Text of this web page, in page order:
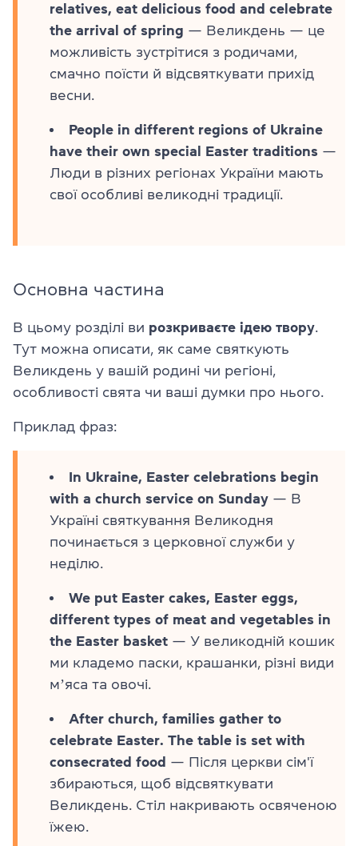
relatives, eat delicious food and celebrate
the arrival of spring — Великдень — це
можливість зустрітися з родичами,
смачно поїсти й відсвяткувати прихід
весни.
People in different regions of Ukraine
have their own special Easter traditions —
Люди в різних регіонах України мають
свої особливі великодні традиції.
Основна частина
В цьому розділі ви розкриваєте ідею твору
Тут можна описати, як саме святкують
Великдень у вашій родині чи регіоні,
особливості свята чи ваші думки про нього.
Приклад фраз:
In Ukraine, Easter celebrations begin
with a church service on Sunday — В
Україні святкування Великодня
починається з церковної служби у
неділю.
We put Easter cakes, Easter eggs,
different types of meat and vegetables in
the Easter basket — У великодній кошик
ми кладемо паски, крашанки, різні види
мʼяса та овочі.
After church, families gather to
celebrate Easter. The table is set with
consecrated food — Після церкви сім'ї
збираються, щоб відсвяткувати
Великдень. Стіл накривають освяченою
їжею.